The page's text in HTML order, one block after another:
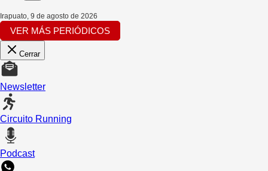
Irapuato, 9 de agosto de 2026
VER MÁS PERIÓDICOS
Cerrar
Newsletter
Circuito Running
Podcast